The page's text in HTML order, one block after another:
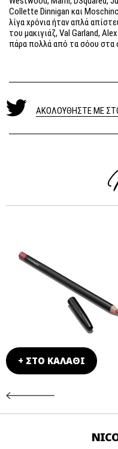
Collette Dinnigan και
λίγα χρόνια ήταν απλά
του μακιγιάζ, Val Garland,
πάρα πολλά από τα σόου στα
ΑΚΟΛΟΥΘΗΣΤΕ ΜΕ
+ ΣΤΟ ΚΑΛΑΘΙ